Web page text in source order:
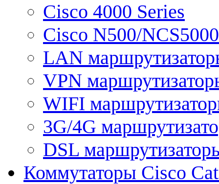
Cisco 4000 Series
Cisco N500/
LAN
VPN
WIFI
3G/4G
DSL
Коммутаторы Cisco